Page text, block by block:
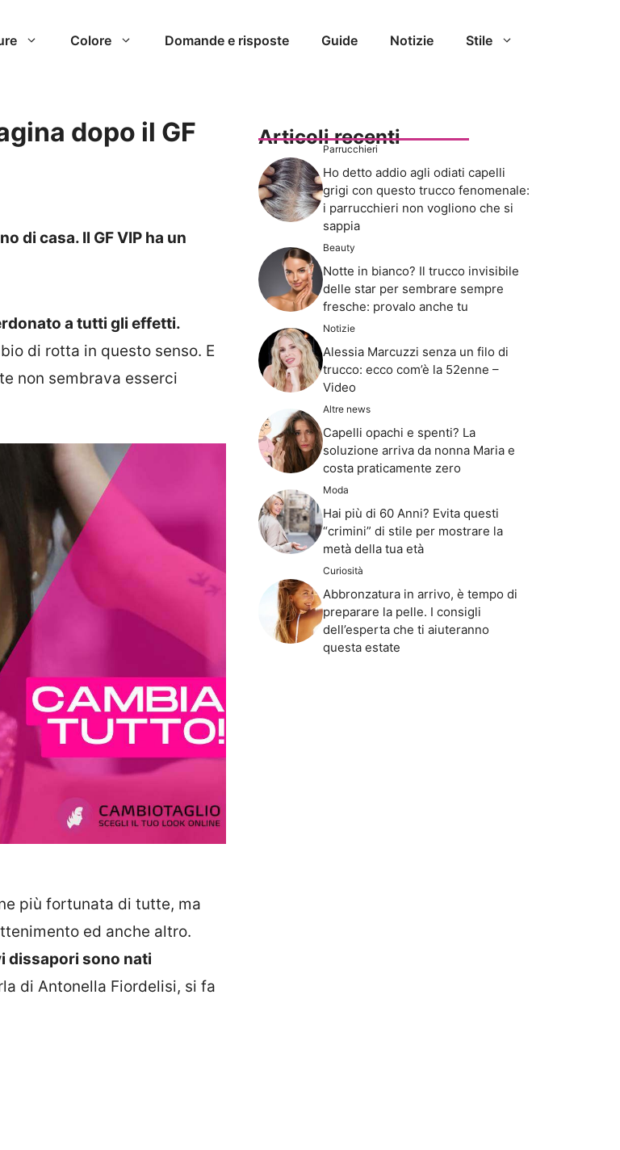
Colore Domande e risposte Guide Notizie Stile
dopo il GF
di casa. Il GF VIP ha un
a tutti gli effetti.
di rotta in questo senso. E
non sembrava esserci
più fortunata di tutte, ma
ed anche altro.
dissapori sono nati
di Antonella Fiordelisi, si fa
Articoli recenti
Parrucchieri
Ho detto addio agli odiati capelli
grigi con questo trucco fenomenale:
i parrucchieri non vogliono che si
sappia
Beauty
Notte in bianco? Il trucco invisibile
delle star per sembrare sempre
fresche: provalo anche tu
Notizie
Alessia Marcuzzi senza un filo di
trucco: ecco com’è la 52enne –
Video
Altre news
Capelli opachi e spenti? La
soluzione arriva da nonna Maria e
costa praticamente zero
Moda
Hai più di 60 Anni? Evita questi
“crimini” di stile per mostrare la
metà della tua età
Curiosità
Abbronzatura in arrivo, è tempo di
preparare la pelle. I consigli
dell’esperta che ti aiuteranno
questa estate